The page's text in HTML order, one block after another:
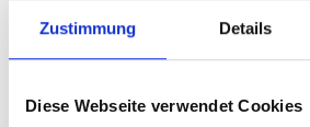
Zustimmung Details
Diese Webseite verwendet Cookies